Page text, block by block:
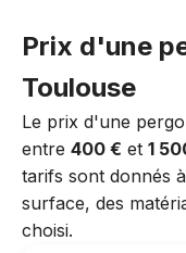
Prix d'une
Toulouse
Le prix d'une
entre 400 € et 1
tarifs sont donnés
surface, des
choisi.